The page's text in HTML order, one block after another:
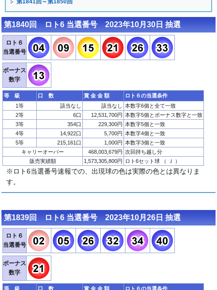
第1841回～第1850回
第1840回 ロト6 当選番号 2023年10月30日 抽選
ロト６
当選番号
ボーナス
数字
等 級 口 数 賞 金 金 額
ロト６の当選条件
1等
該当なし 該当なし 本数字6個と全て一致
2等
6口 12,531,700円 本数字5個とボーナス数字と一致
3等
354口 229,300円 本数字5個と一致
4等
14,922口 5,700円 本数字4個と一致
5等
215,161口 1,000円 本数字3個と一致
キャリーオーバー
468,003,679円 次回持ち越し分
販売実績額
1,573,305,800円 ロト6セット球 （ Ｊ ）
※ロト6当選番号速報での、出現球の色は実際の色とは異なりま
す。
第1839回 ロト6 当選番号 2023年10月26日 抽選
ロト６
当選番号
ボーナス
数字
等 級 口 数 賞 金 金 額
ロト６の当選条件